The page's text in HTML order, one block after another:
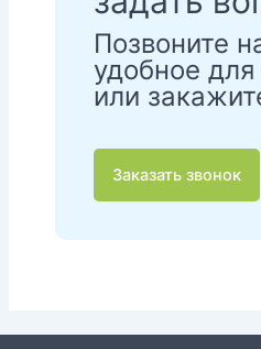
Позвоните
удобное
или
Заказать звонок